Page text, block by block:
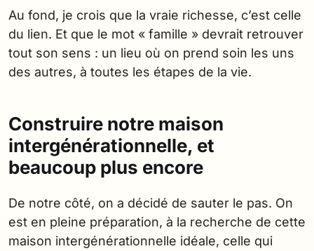
Au fond, je crois que la vraie richesse, c’est celle
du lien. Et que le mot « famille » devrait retrouver
tout son sens : un lieu où on prend soin les uns
des autres, à toutes les étapes de la vie.
Construire notre maison
intergénérationnelle, et
beaucoup plus encore
De notre côté, on a décidé de sauter le pas. On
est en pleine préparation, à la recherche de cette
maison intergénérationnelle idéale, celle qui